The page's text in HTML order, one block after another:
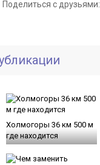
Поделиться с друзьями:
Холмогоры 36 км 500 м
где находится